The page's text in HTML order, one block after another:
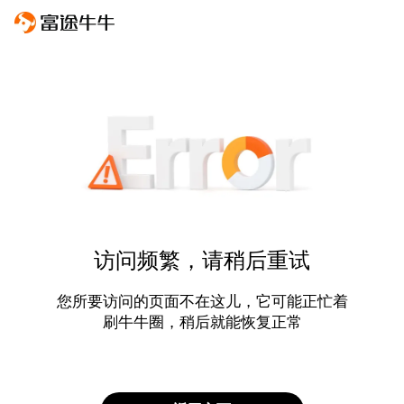
访问频繁，请稍后重试
您所要访问的页面不在这儿，它可能正忙着
刷牛牛圈，稍后就能恢复正常